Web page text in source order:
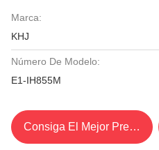
Marca:
KHJ
Número De Modelo:
E1-IH855M
Consiga El Mejor Precio